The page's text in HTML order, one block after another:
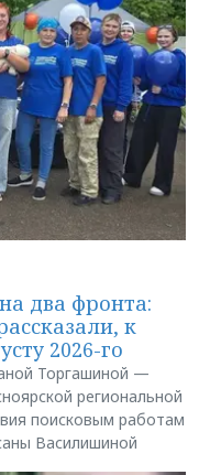
два фронта:
к
2026-го
Торгашиной —
региональной
поисковым работам
Василишиной